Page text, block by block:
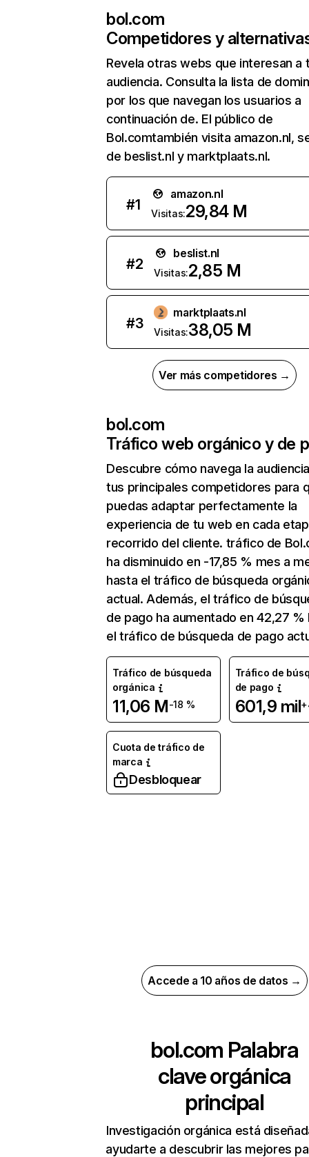
bol.com
Competidores y
Revela otras webs que interesan a
audiencia. Consulta la lista de
por los que navegan los usuarios a
continuación de. El público de
Bol.comtambién visita amazon.nl,
de beslist.nl y marktplaats.nl.
#1
amazon.nl
Visitas:29,84 M
#2
beslist.nl
Visitas:2,85 M
#3
marktplaats.nl
Visitas:38,05 M
Ver más competidores →
bol.com
Tráfico web orgánico y de
Descubre cómo navega la
tus principales competidores para
puedas adaptar perfectamente la
experiencia de tu web en cada
recorrido del cliente. tráfico de
ha disminuido en -17,85 % mes a
hasta el tráfico de búsqueda
actual. Además, el tráfico de
de pago ha aumentado en 42,27 %
el tráfico de búsqueda de pago
Tráfico de búsqueda
orgánica
11,06 M-18 %
Tráfico de
de pago
601,9 mil
Cuota de tráfico de
marca
Desbloquear
Accede a 10 años de datos →
bol.com Palabra
clave orgánica
principal
Investigación orgánica está
ayudarte a descubrir las mejores